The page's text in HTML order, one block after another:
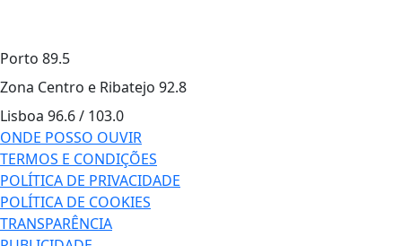
Porto 89.5
Zona Centro e Ribatejo 92.8
Lisboa 96.6 / 103.0
ONDE POSSO OUVIR
TERMOS E CONDIÇÕES
POLÍTICA DE PRIVACIDADE
POLÍTICA DE COOKIES
TRANSPARÊNCIA